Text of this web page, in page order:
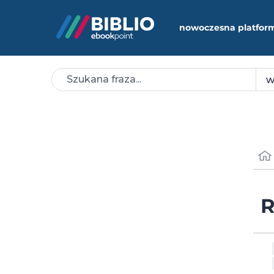
nowoczesna